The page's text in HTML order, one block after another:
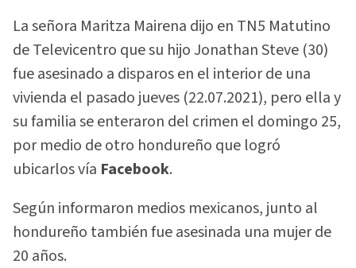
La señora Maritza Mairena dijo en TN5 Matutino
de Televicentro que su hijo Jonathan Steve (30)
fue asesinado a disparos en el interior de una
vivienda el pasado jueves (22.07.2021), pero ella y
su familia se enteraron del crimen el domingo 25,
por medio de otro hondureño que logró
ubicarlos vía Facebook.
Según informaron medios mexicanos, junto al
hondureño también fue asesinada una mujer de
20 años.